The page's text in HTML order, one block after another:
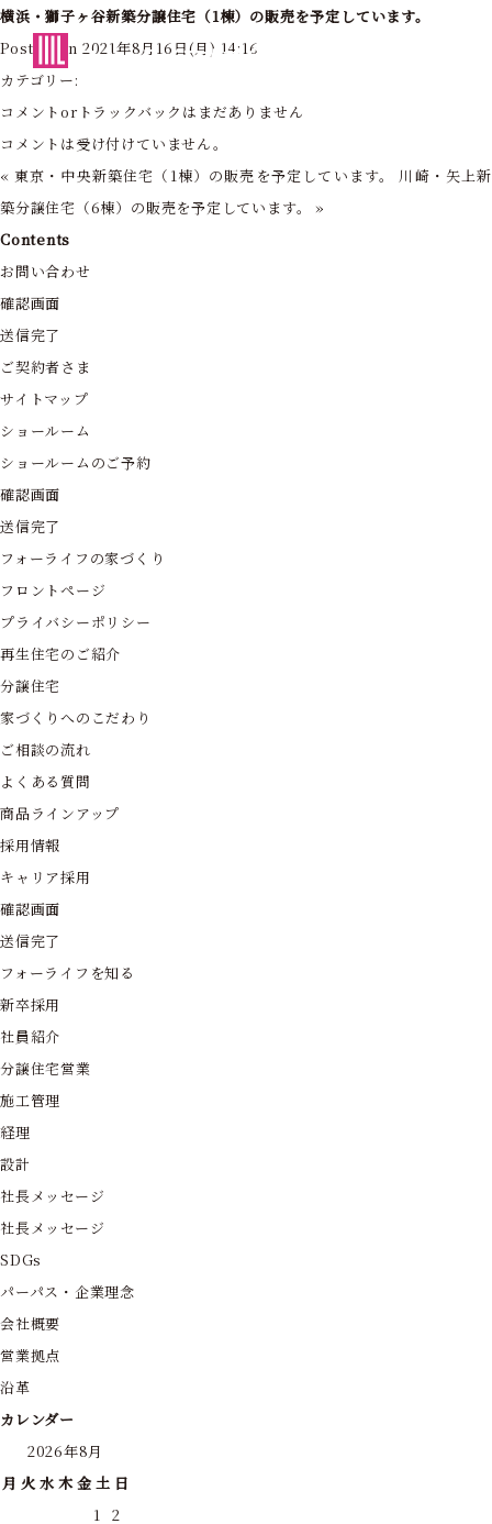
フォーライフ株式会社
横浜・獅子ヶ谷新築分譲住宅（1棟）の販売を予定しています。
Posted on 2021年8月16日(月) 14:16
カテゴリー:
コメントorトラックバックはまだありません
コメントは受け付けていません。
« 東京・中央新築住宅（1棟）の販売を予定しています。
川崎・矢上新
築分譲住宅（6棟）の販売を予定しています。
»
Contents
お問い合わせ
確認画面
送信完了
ご契約者さま
サイトマップ
ショールーム
ショールームのご予約
確認画面
送信完了
フォーライフの家づくり
フロントページ
プライバシーポリシー
再生住宅のご紹介
分譲住宅
家づくりへのこだわり
ご相談の流れ
よくある質問
商品ラインアップ
採用情報
キャリア採用
確認画面
送信完了
フォーライフを知る
新卒採用
社員紹介
分譲住宅営業
施工管理
経理
設計
社長メッセージ
社長メッセージ
SDGs
パーパス・企業理念
会社概要
営業拠点
沿革
カレンダー
2026年8月
月 火水 木金 土 日
1 2